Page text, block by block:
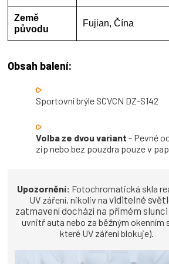
Země
původu
Fujian, Čína
Obsah balení:
Sportovní brýle SCVCN DZ-S142
Volba ze dvou variant - Pevné
zip nebo bez pouzdra pouze v
Upozornění: Fotochromatická skla
UV záření, nikoliv na viditelné
zatmavení dochází na přímém
uvnitř auta nebo za běžným okenním
které UV záření blokuje).